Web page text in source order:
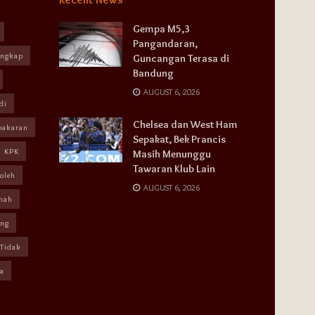
KPK
oleh
Tidak
Gempa M5,3
Pangandaran,
Guncangan Terasa di
Bandung
AUGUST 6, 2026
Chelsea dan West Ham
Sepakat, Bek Prancis
Masih Menunggu
Tawaran Klub Lain
AUGUST 6, 2026